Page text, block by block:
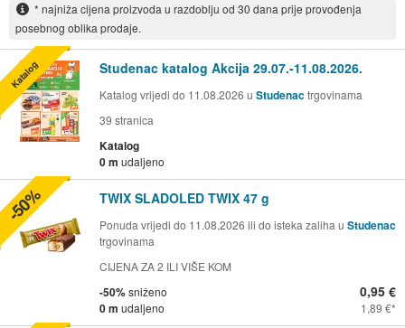
* najniža cijena proizvoda u razdoblju od 30 dana prije provođenja
posebnog oblika prodaje.
Studenac katalog Akcija 29.07.-11.08.2026.
Katalog vrijedi do 11.08.2026 u Studenactrgovinama
39 stranica
Katalog
0 m udaljeno
Katalog
TWIX SLADOLED TWIX 47 g
Ponuda vrijedi do 11.08.2026 ili do isteka zaliha u Studenac
trgovinama
CIJENA ZA 2 ILI VIŠE KOM
-50%sniženo
0 m udaljeno
0,95 €
1,89 €
-50%